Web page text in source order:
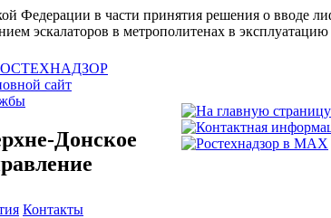
Федерации в части принятия решения о вводе
эскалаторов в метрополитенах в
сайт
Донское
Контакты